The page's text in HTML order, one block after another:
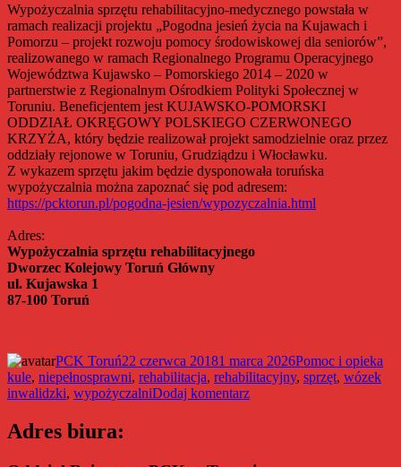
Wypożyczalnia sprzętu rehabilitacyjno-medycznego powstała w
ramach realizacji projektu „Pogodna jesień życia na Kujawach i
Pomorzu – projekt rozwoju pomocy środowiskowej dla seniorów”,
realizowanego w ramach Regionalnego Programu Operacyjnego
Województwa Kujawsko – Pomorskiego 2014 – 2020 w
partnerstwie z Regionalnym Ośrodkiem Polityki Społecznej w
Toruniu. Beneficjentem jest KUJAWSKO-POMORSKI
ODDZIAŁ OKRĘGOWY POLSKIEGO CZERWONEGO
KRZYŻA, który będzie realizował projekt samodzielnie oraz przez
oddziały rejonowe w Toruniu, Grudziądzu i Włocławku.
Z wykazem sprzętu jakim będzie dysponowała toruńska
wypożyczalnia można zapoznać się pod adresem:
https://pcktorun.pl/pogodna-jesien/wypozyczalnia.html
Adres:
Wypożyczalnia sprzętu rehabilitacyjnego
Dworzec Kolejowy Toruń Główny
ul. Kujawska 1
87-100 Toruń
Autor
PCK ToruńData
publikacji
22 czerwca 20181 marca 2026Kategorie
Pomoc i opieka
kule, niepełnosprawni, rehabilitacja, rehabilitacyjny, sprzęt, wózek
inwalidzki, wypożyczalniDodaj komentarzdo
Adres biura: